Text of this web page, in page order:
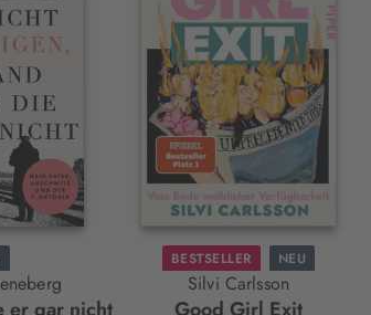
BESTSELLER NEU
Silvi Carlsson